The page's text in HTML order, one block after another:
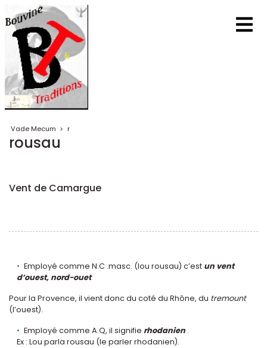
Vade Mecum > r
rousau
Vent de Camargue
Employé comme N.C .masc. (lou rousau) c’est un vent
d’ouest, nord-ouet
Pour la Provence, il vient donc du coté du Rhône, du tremount
(l’ouest).
Employé comme A.Q, il signifie rhodanien .
Ex : Lou parla rousau (le parler rhodanien).